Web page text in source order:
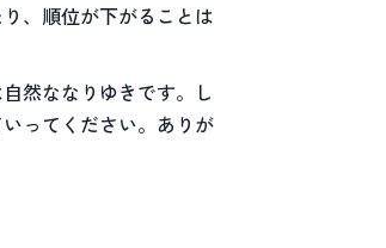
、順位が下がることは
然ななりゆきです。し
ってください。ありが